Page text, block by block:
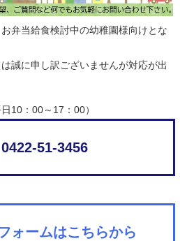
弁当給食検討中の幼稚園様向けとな
誠に申し訳ございませんが対応が出
10：00～17：00）
51-3456
ォームはこちらから